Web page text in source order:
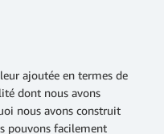
ajoutée en termes de
dont nous avons
nous avons construit
pouvons facilement